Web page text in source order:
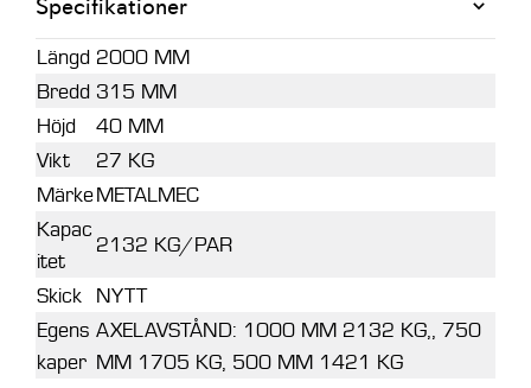
Längd 2000 MM
Bredd 315 MM
Höjd
40 MM
Vikt
27 KG
MärkeMETALMEC
Kapac
itet
2132 KG/PAR
Skick NYTT
Egens
kaper
AXELAVSTÅND: 1000 MM 2132 KG,, 750
MM 1705 KG, 500 MM 1421 KG